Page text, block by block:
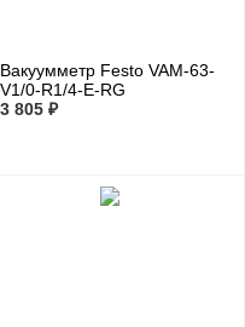
Вакуумметр Festo VAM-63-
V1/0-R1/4-E-RG
3 805 ₽